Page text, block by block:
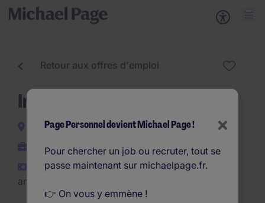
Retour aux offres d'emploi
Ingénieur QSE / RSE H/F
Massy
CDI
€35.000 - €42.000 par
an
×
Page Personnel devient Michael Page !
Pour chercher un job ou recruter, tout se
passe maintenant sur michaelpage.fr.
👉 On vous y emmène !